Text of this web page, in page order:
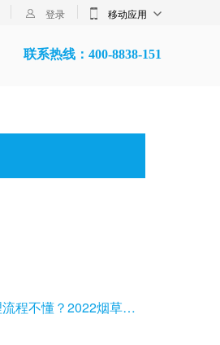
移动应用
登录
联系热线：400-8838-151
？2022烟草全新资料流程办理讲解